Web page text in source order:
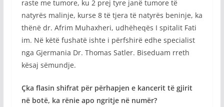
raste me tumore, ku 2 prej tyre janë tumore të
natyrës malinje, kurse 8 të tjera të natyrës beninje, ka
thënë dr. Afrim Muhaxheri, udhëheqës I spitalit Fati
im. Në këtë fushatë ishte i përfshirë edhe specialist
nga Gjermania Dr. Thomas Satler. Biseduam rreth
kësaj sëmundje.
Çka flasin shifrat për përhapjen e kancerit të gjirit
në botë, ka rënie apo ngritje në numër?